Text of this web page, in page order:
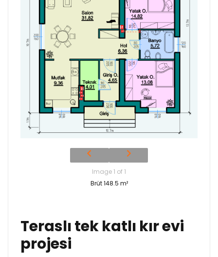
Image 1 of 1
Brüt 148.5 m²
Teraslı tek katlı kır evi
projesi